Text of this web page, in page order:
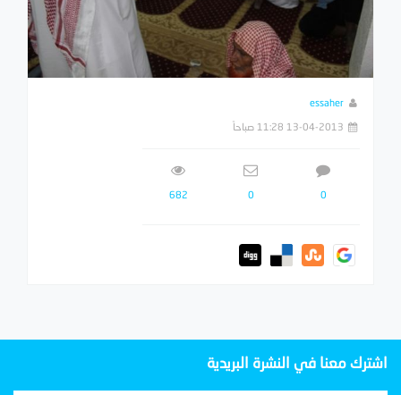
essaher
13-04-2013 11:28 صباحاً
0
0
682
اشترك معنا في النشرة البريدية